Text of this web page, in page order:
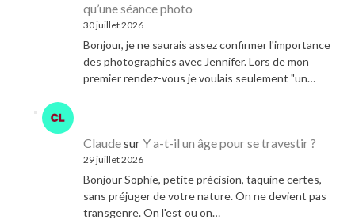
qu’une séance photo
30 juillet 2026
Bonjour, je ne saurais assez confirmer l'importance
des photographies avec Jennifer. Lors de mon
premier rendez-vous je voulais seulement "un…
ClaudesurY a-t-il un âge pour se travestir ?
29 juillet 2026
Bonjour Sophie, petite précision, taquine certes,
sans préjuger de votre nature. On ne devient pas
transgenre. On l'est ou on…